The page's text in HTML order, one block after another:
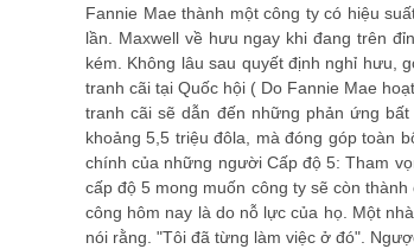
Fannie Mae thành một công ty có hiệu
lần. Maxwell về hưu ngay khi đang trên
kém. Không lâu sau quyết định nghỉ hưu,
tranh cãi tại Quốc hội ( Do Fannie Mae
tranh cãi sẽ dẫn đến những phản ứng
khoảng 5,5 triệu đôla, mà đóng góp toàn
chính của những người Cấp độ 5: Tham
cấp độ 5 mong muốn công ty sẽ còn
công hôm nay là do nỗ lực của họ. Một
nói rằng. "Tôi đã từng làm việc ở đó".